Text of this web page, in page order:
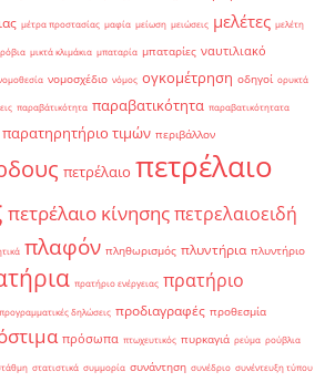
μέτρα προστασίας μαφία μείωση μειώσεις μελέτες μελέτη
μικτά κλιμάκια μπαταρία μπαταρίες ναυτιλιακό
νομοσχέδιο νόμος ογκομέτρηση οδηγοί ορυκτά
παραβάτικότητα παραβατικότητα παραβατικότητατα
παρατηρητήριο τιμών περιβάλλον
πετρέλαιο πετρέλαιο
πετρέλαιο κίνησηςπετρελαιοειδή
πλαφόν πληθωρισμός πλυντήρια πλυντήριο
πρατήριο ενέργειας πρατήριο
προγραμματικές δηλώσεις προδιαγραφές προθεσμία
πρόσωπα πτωχευτικός πυρκαγιά ρεύμα ρούβλια
στατιστικά συμμορία συνάντηση συνέδριο συνέντευξη τύπου